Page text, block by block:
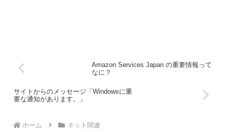
Amazon Services Japan の重要情報って
なに？
サイトからのメッセージ「Windowsに重
要な通知があります。」
ホーム ネット関連